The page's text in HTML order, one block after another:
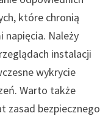
które chronią
napięcia. Należy
instalacji
wykrycie
Warto także
zasad bezpiecznego